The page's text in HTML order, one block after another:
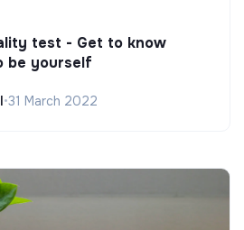
test - Get to know
be yourself
•31 March 2022